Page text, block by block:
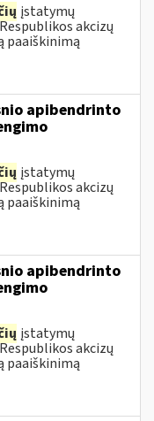
įstatymų
akcizų
paaiškinimą
apibendrinto
įstatymų
akcizų
paaiškinimą
apibendrinto
įstatymų
akcizų
paaiškinimą